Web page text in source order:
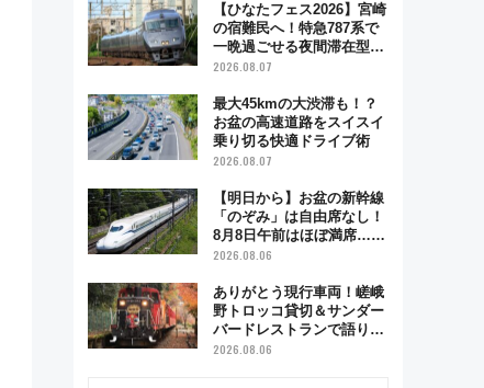
【ひなたフェス2026】宮崎
の宿難民へ！特急787系で
一晩過ごせる夜間滞在型イ
ベント「スワローおひさ
2026.08.07
最大45kmの大渋滞も！？
お盆の高速道路をスイスイ
乗り切る快適ドライブ術
2026.08.07
【明日から】お盆の新幹線
「のぞみ」は自由席なし！
8月8日午前はほぼ満席…で
も数時間ズラせば空きが見
「空席」探しのコツ
2026.08.06
ありがとう現行車両！嵯峨
野トロッコ貸切＆サンダー
バードレストランで語り合
う秋の京都 斉藤雪乃＆福
2026.08.06